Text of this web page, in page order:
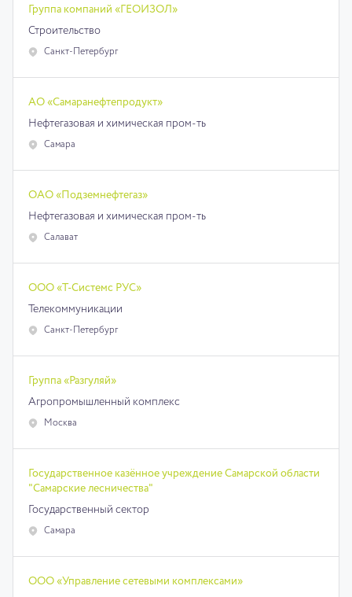
Группа компаний «ГЕОИЗОЛ»
Строительство
Санкт-Петербург
АО «Самаранефтепродукт»
Нефтегазовая и химическая пром-ть
Самара
ОАО «Подземнефтегаз»
Нефтегазовая и химическая пром-ть
Салават
ООО «Т-Системс РУС»
Телекоммуникации
Санкт-Петербург
Группа «Разгуляй»
Агропромышленный комплекс
Москва
Государственное казённое учреждение Самарской области
"Самарские лесничества"
Государственный сектор
Самара
ООО «Управление сетевыми комплексами»